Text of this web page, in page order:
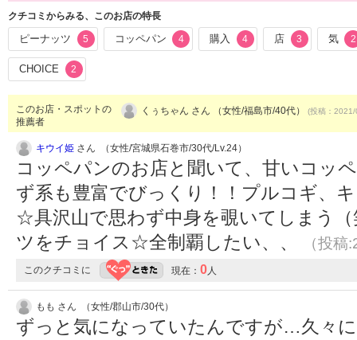
クチコミからみる、このお店の特長
ピーナッツ 5 コッペパン 4 購入 4 店 3 気 2
CHOICE 2
このお店・スポットの
推薦者
くぅちゃん さん （女性/福島市/40代） (投稿：
キウイ姫 さん （女性/宮城県石巻市/30代/Lv.24）
コッペパンのお店と聞いて、甘いコッ
ず系も豊富でびっくり！！プルコギ、
☆具沢山で思わず中身を覗いてしまう
ツをチョイス☆全制覇したい、、
（投
このクチコミに 現在： 0人
もも さん （女性/郡山市/30代）
ずっと気になっていたんですが…久々